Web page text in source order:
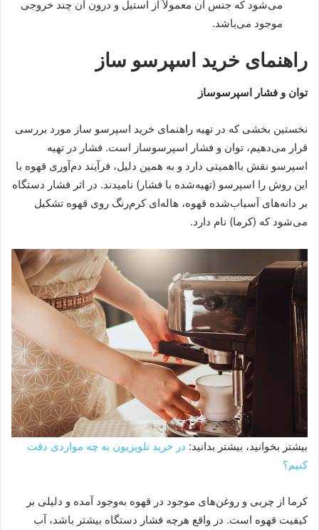
می‌شود که جنس آن معمولاً از استیل و درون آن چند خروجی
موجود می‌باشد.
راهنمای خرید اسپرسو ساز
توان و فشار اسپرسوساز
نخستین بخشی که در تهیه راهنمای خرید اسپرسو ساز مورد بررسی
قرار می‌دهیم، توان و فشار اسپرسوساز است. فشار در تهیه
اسپرسو نقش با‌اهمیتی دارد و به‌ همین دلیل، فرآیند دم‌آوری قهوه با
این روش را اسپرسو (تهیه‌شده با فشار) نامیدند. در اثر فشار دستگاه
بر دانه‌های آسیاب‌شده قهوه، هاله‌ای کرم‌رنگ روی قهوه تشکیل
می‌شود که (کرما) نام دارد.
بیشتر بخوانید، بیشتر بدانید: در خرید تلویزیون به چه مواردی دقت
کنیم؟
کرما از چربی و روغن‌های موجود در قهوه به‌وجود آمده و دلیلی بر
کیفیت قهوه است. در واقع هرچه فشار دستگاه بیشتر باشد، آب